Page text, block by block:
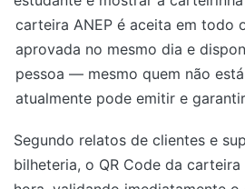
carteira ANEP é aceita em todo
aprovada no mesmo dia e
pessoa — mesmo quem não
atualmente pode emitir e
Segundo relatos de clientes e
bilheteria, o QR Code da